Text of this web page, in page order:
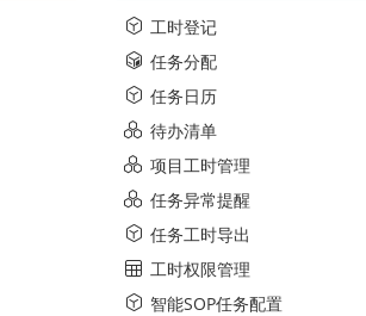
工时登记
任务分配
任务日历
待办清单
项目工时管理
任务异常提醒
任务工时导出
工时权限管理
智能SOP任务配置